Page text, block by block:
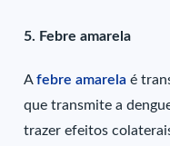
5. Febre amarela
Afebre amarela é
que transmite a
trazer efeitos